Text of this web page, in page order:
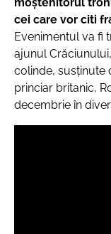
cei care vor citi
Evenimentul va fi
ajunul
colinde, susținute
princiar britanic,
decembrie în